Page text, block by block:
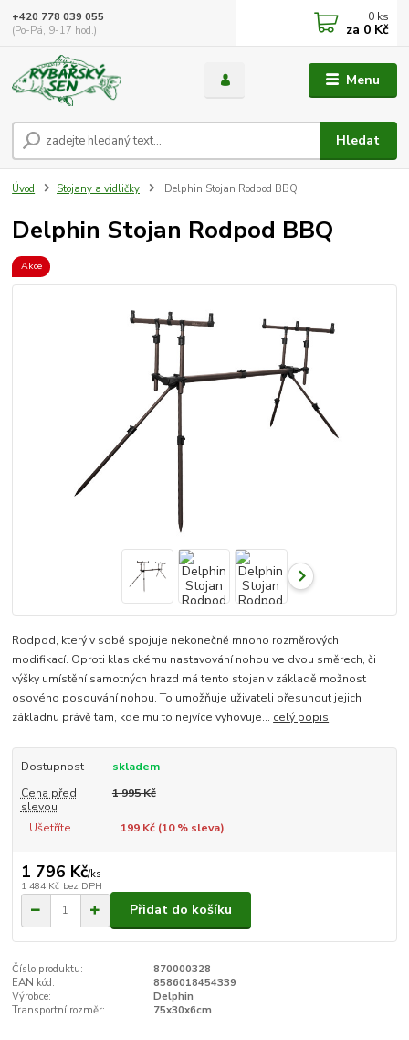
Menu
Hledat
+420 778 039 055
(Po-Pá, 9-17 hod.)
0 ks
za 0 Kč
Úvod Stojany a vidličky Delphin Stojan Rodpod BBQ
Delphin Stojan Rodpod BBQ
Akce
Rodpod, který v sobě spojuje nekonečně mnoho rozměrových
modifikací. Oproti klasickému nastavování nohou ve dvou směrech, či
výšky umístění samotných hrazd má tento stojan v základě možnost
osového posouvání nohou. To umožňuje uživateli přesunout jejich
základnu právě tam, kde mu to nejvíce vyhovuje... celý popis
Dostupnost
skladem
Cena před
slevou
1 995 Kč
Ušetříte 199 Kč (10% sleva)
1 796 Kč/ks
1 484 Kč bez DPH
Přidat do košíku
Číslo produktu:
870000328
EAN kód:
8586018454339
Výrobce:
Delphin
Transportní rozměr:
75x30x6cm